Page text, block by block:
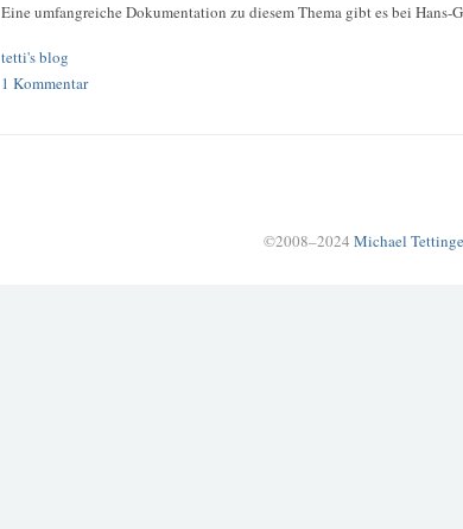
Eine umfangreiche Dokumentation zu diesem Thema gibt es bei Hans-
tetti's blog
1 Kommentar
©2008–2024 Michael